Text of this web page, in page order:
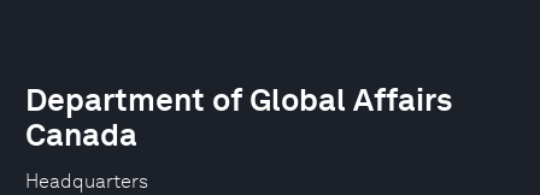
Headquarters
Department of Global Affairs
Canada